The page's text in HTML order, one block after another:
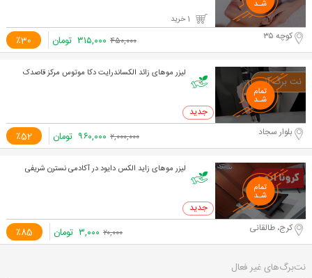
٪30 کوچه ۳۵ ۴۵۰,۰۰۰ ۳۱۵,۰۰۰ تومان
لیزر موهای زائد الکساندرایت دکا موتوس مرکز قاصدک
0 خرید
٪52 بلوار سجاد ۲,۰۰۰,۰۰۰ ۹۶۰,۰۰۰ تومان
لیزر موهای زاید الکس دایود در آکادمی نسترن شریفی
0 خرید
٪85 کرج، طالقانی ۲۰,۰۰۰ ۳,۰۰۰ تومان
نت‌برگ‌های غیر فعال